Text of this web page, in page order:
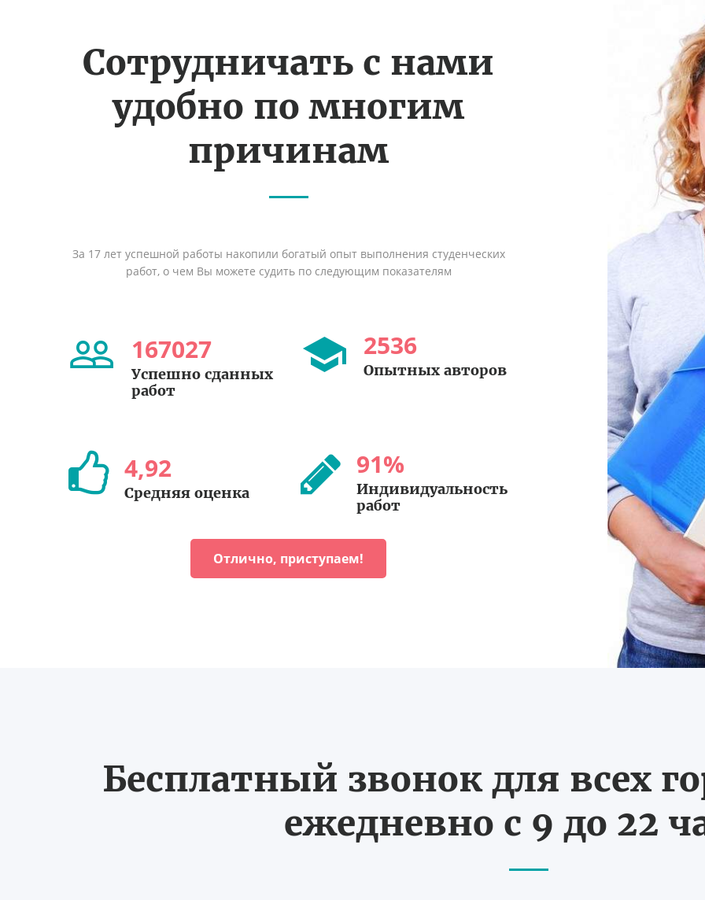
Сотрудничать с нами
удобно по многим
причинам
За 17 лет успешной работы накопили богатый опыт выполнения студенческих
работ, о чем Вы можете судить по следующим показателям
167027
Успешно сданных
работ
2536
Опытных авторов
4,92
Средняя оценка
91%
Индивидуальность
работ
Отлично, приступаем!
Бесплатный звонок для всех
ежедневно с 9 до 22